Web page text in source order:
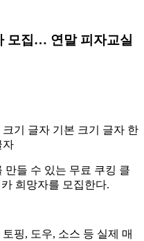
모집… 연말 피자교실
크기 글자 기본 크기 글자 한
자
만들 수 있는 무료 쿠킹 클
희망자를 모집한다.
핑, 도우, 소스 등 실제 매